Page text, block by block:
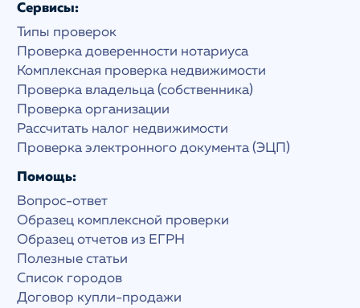
Сервисы:
Типы проверок
Проверка доверенности нотариуса
Комплексная проверка недвижимости
Проверка владельца (собственника)
Проверка организации
Рассчитать налог недвижимости
Проверка электронного документа (ЭЦП)
Помощь:
Вопрос-ответ
Образец комплексной проверки
Образец отчетов из ЕГРН
Полезные статьи
Список городов
Договор купли-продажи